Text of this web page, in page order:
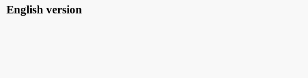
English version